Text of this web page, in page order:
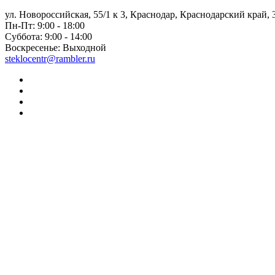
ул. Новороссийская, 55/1 к 3, Краснодар, Краснодарский край,
Пн-Пт: 9:00 - 18:00
Суббота: 9:00 - 14:00
Воскресенье: Выходной
steklocentr@rambler.ru